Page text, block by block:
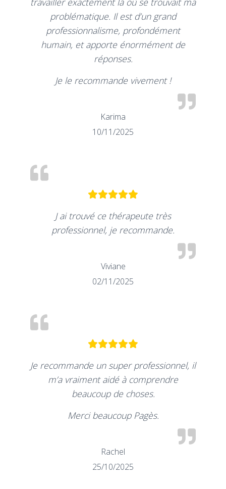
problématique. Il est d’un grand
professionnalisme, profondément
humain, et apporte énormément de
réponses.
Je le recommande vivement !
Karima
10/11/2025
J ai trouvé ce thérapeute très
professionnel, je recommande.
Viviane
02/11/2025
Je recommande un super professionnel, il
m’a vraiment aidé à comprendre
beaucoup de choses.
Merci beaucoup Pagès.
Rachel
25/10/2025